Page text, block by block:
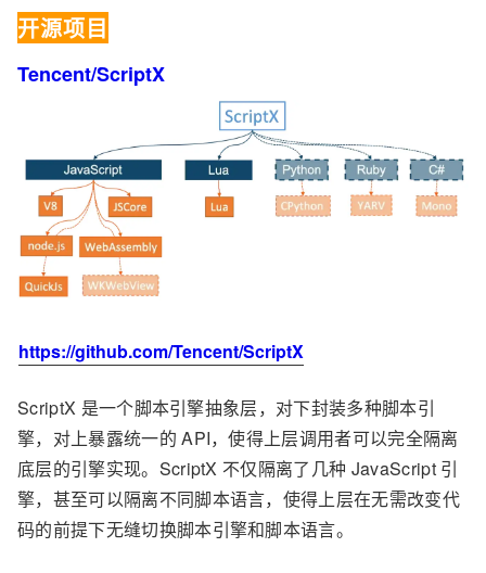
开源项目
Tencent/ScriptX
https://github.com/Tencent/ScriptX
ScriptX 是一个脚本引擎抽象层，对下封装多种脚本引
擎，对上暴露统一的 API，使得上层调用者可以完全隔离
底层的引擎实现。ScriptX 不仅隔离了几种 JavaScript 引
擎，甚至可以隔离不同脚本语言，使得上层在无需改变代
码的前提下无缝切换脚本引擎和脚本语言。